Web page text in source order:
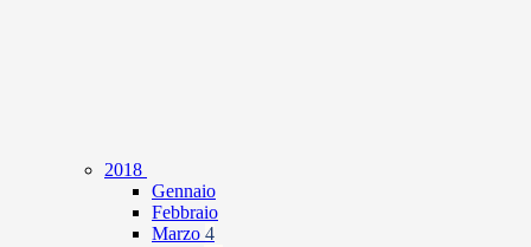
2018
Gennaio
Febbraio
Marzo 4